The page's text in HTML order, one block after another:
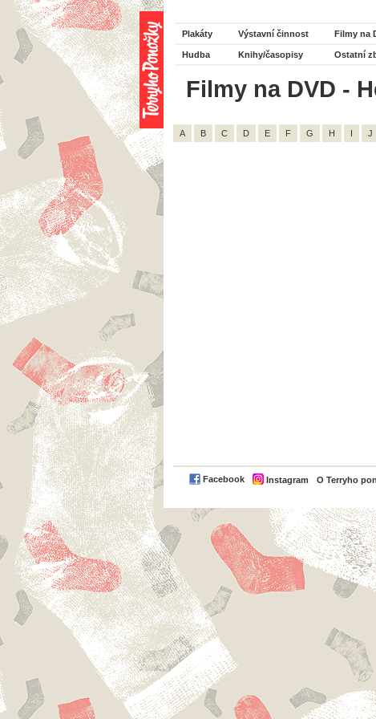
Plakáty Výstavní činnost Filmy na
Hudba Knihy/časopisy Ostatní
Filmy na DVD -
A B C D E F G H I J
Facebook Instagram O Terryho